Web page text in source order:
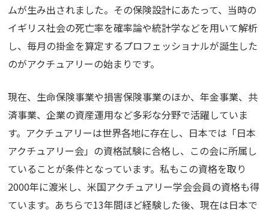
ムが生み出されました。その保険設計にあたって、当時の
イギリス社会の死亡率を確率論や統計学などを用いて解析
し、毎月の掛金を算定するプロフェッショナルが誕生した
のがアクチュアリーの始まりです。
現在、生命保険事業や損害保険事業のほか、年金事業、共
済事業、企業の資産運用など多彩な分野で活躍していま
す。アクチュアリーは世界各地に存在し、日本では「日本
アクチュアリー会」の資格試験に合格し、この会に所属し
ていることが条件となっています。私もこの資格を取り
2000年に渡米し、米国アクチュアリー学会会員の資格も得
ています。あちらで13年間ほど経験した後、現在は日本で